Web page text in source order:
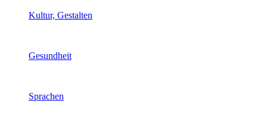
Kultur, Gestalten
Gesundheit
Sprachen